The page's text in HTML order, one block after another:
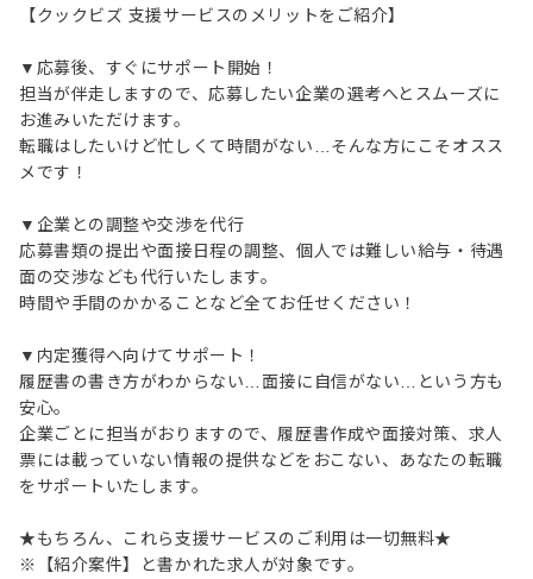
【クックビズ 支援サービスのメリットをご紹介】
▼応募後、すぐにサポート開始！
担当が伴走しますので、応募したい企業の選考へとスムーズに
お進みいただけます。
転職はしたいけど忙しくて時間がない…そんな方にこそオスス
メです！
▼企業との調整や交渉を代行
応募書類の提出や面接日程の調整、個人では難しい給与・待遇
面の交渉なども代行いたします。
時間や手間のかかることなど全てお任せください！
▼内定獲得へ向けてサポート！
履歴書の書き方がわからない…面接に自信がない…という方も
安心。
企業ごとに担当がおりますので、履歴書作成や面接対策、求人
票には載っていない情報の提供などをおこない、あなたの転職
をサポートいたします。
★もちろん、これら支援サービスのご利用は一切無料★
※【紹介案件】と書かれた求人が対象です。